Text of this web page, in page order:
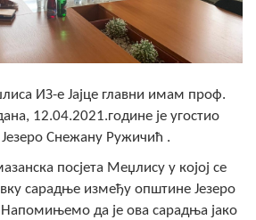
раду начелника
општине језеро
ИЗ-е Јајце главни имам проф.
12.04.2021.године је угостио
Снежану Ружичић .
посјета Меџлису у којој се
сарадње између општине Језеро
да је ова сарадња јако